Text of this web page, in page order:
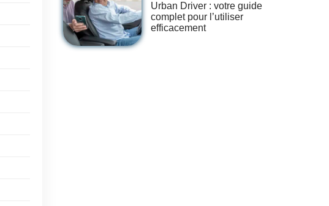
Urban Driver : votre guide
complet pour l’utiliser
efficacement